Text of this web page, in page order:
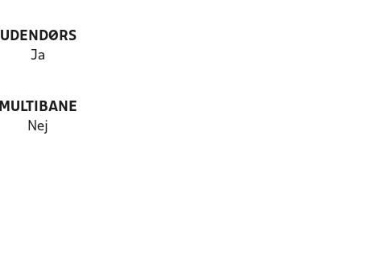
UDENDØRS
Ja
MULTIBANE
Nej